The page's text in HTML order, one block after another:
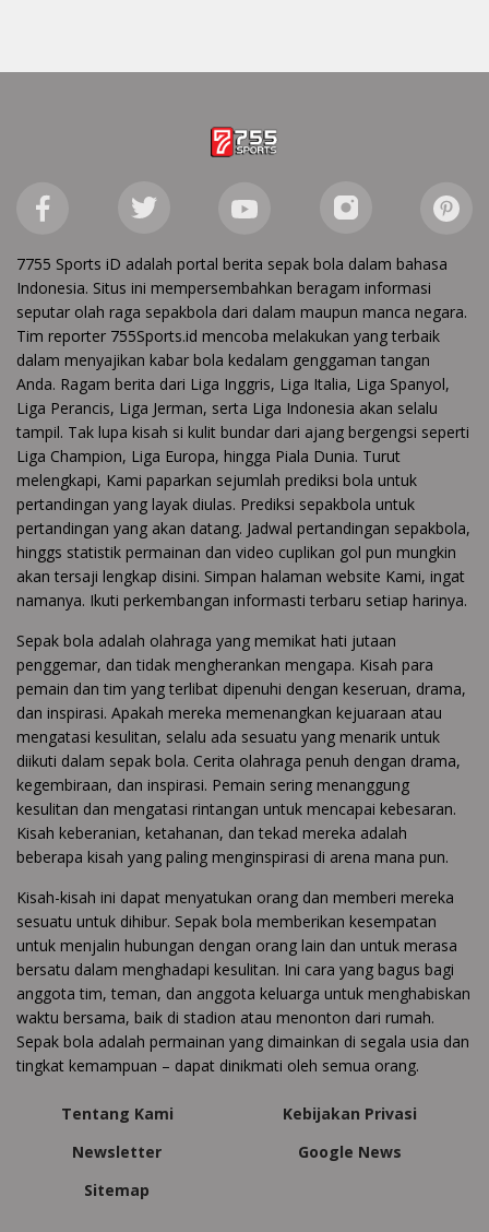
7755 Sports iD adalah portal berita sepak bola dalam bahasa
Indonesia. Situs ini mempersembahkan beragam informasi
seputar olah raga sepakbola dari dalam maupun manca negara.
Tim reporter 755Sports.id mencoba melakukan yang terbaik
dalam menyajikan kabar bola kedalam genggaman tangan
Anda. Ragam berita dari Liga Inggris, Liga Italia, Liga Spanyol,
Liga Perancis, Liga Jerman, serta Liga Indonesia akan selalu
tampil. Tak lupa kisah si kulit bundar dari ajang bergengsi seperti
Liga Champion, Liga Europa, hingga Piala Dunia. Turut
melengkapi, Kami paparkan sejumlah prediksi bola untuk
pertandingan yang layak diulas. Prediksi sepakbola untuk
pertandingan yang akan datang. Jadwal pertandingan sepakbola,
hinggs statistik permainan dan video cuplikan gol pun mungkin
akan tersaji lengkap disini. Simpan halaman website Kami, ingat
namanya. Ikuti perkembangan informasti terbaru setiap harinya.
Sepak bola adalah olahraga yang memikat hati jutaan
penggemar, dan tidak mengherankan mengapa. Kisah para
pemain dan tim yang terlibat dipenuhi dengan keseruan, drama,
dan inspirasi. Apakah mereka memenangkan kejuaraan atau
mengatasi kesulitan, selalu ada sesuatu yang menarik untuk
diikuti dalam sepak bola. Cerita olahraga penuh dengan drama,
kegembiraan, dan inspirasi. Pemain sering menanggung
kesulitan dan mengatasi rintangan untuk mencapai kebesaran.
Kisah keberanian, ketahanan, dan tekad mereka adalah
beberapa kisah yang paling menginspirasi di arena mana pun.
Kisah-kisah ini dapat menyatukan orang dan memberi mereka
sesuatu untuk dihibur. Sepak bola memberikan kesempatan
untuk menjalin hubungan dengan orang lain dan untuk merasa
bersatu dalam menghadapi kesulitan. Ini cara yang bagus bagi
anggota tim, teman, dan anggota keluarga untuk menghabiskan
waktu bersama, baik di stadion atau menonton dari rumah.
Sepak bola adalah permainan yang dimainkan di segala usia dan
tingkat kemampuan – dapat dinikmati oleh semua orang.
Tentang Kami
Kebijakan Privasi
Newsletter
Google News
Sitemap